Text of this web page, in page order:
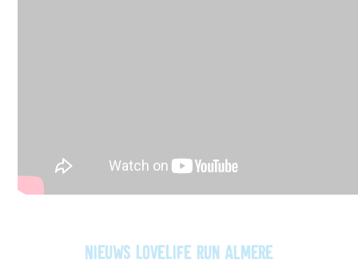
Nieuws LoveLife Run Almere